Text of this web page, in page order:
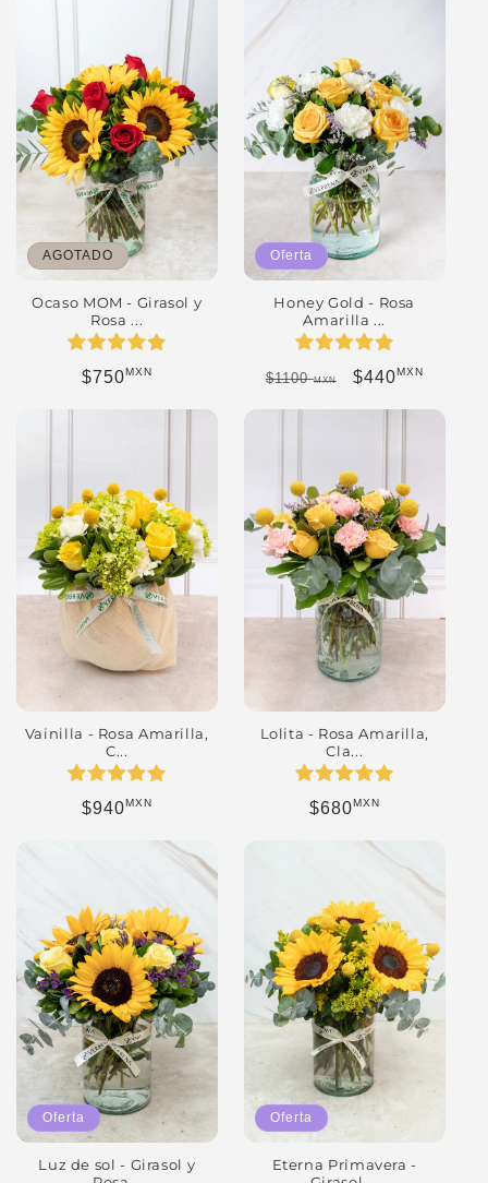
AGOTADO
Ocaso MOM - Girasol y
Rosa ...
Precio habitual
$750MXN
Oferta
Honey Gold - Rosa
Amarilla ...
Precio habitual
$1100MXN Precio de
$440MXN
Vainilla - Rosa Amarilla,
C...
Precio habitual
$940MXN
Lolita - Rosa Amarilla,
Cla...
Precio habitual
$680MXN
Oferta
Luz de sol - Girasol y
Oferta
Eterna Primavera -